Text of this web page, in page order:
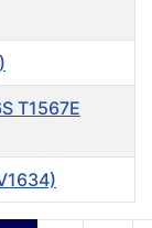
T1567E